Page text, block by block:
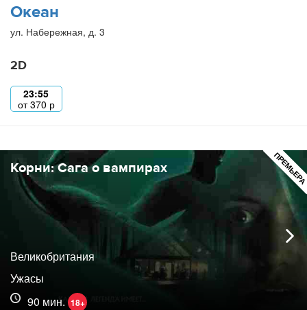
Океан
ул. Набережная, д. 3
2D
23:55
от370 р
Корни: Сага о вампирах
Великобритания
Ужасы
90 мин. 18+